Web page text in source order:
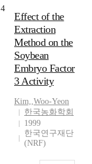
4
Effect of the
Extraction
Method on the
Soybean
Embryo Factor
3 Activity
Kim,,Woo-Yeon
한국농화학회
1999
한국연구재단
(NRF)